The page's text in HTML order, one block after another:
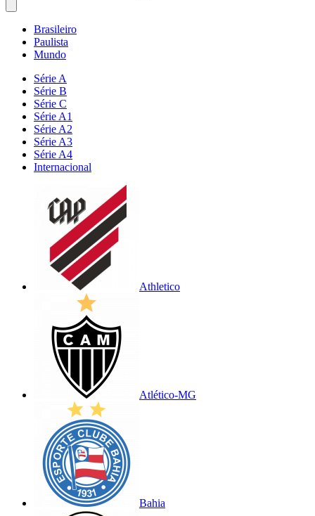
Brasileiro
Paulista
Mundo
Série A
Série B
Série C
Série A1
Série A2
Série A3
Série A4
Internacional
Athletico
Atlético-MG
Bahia